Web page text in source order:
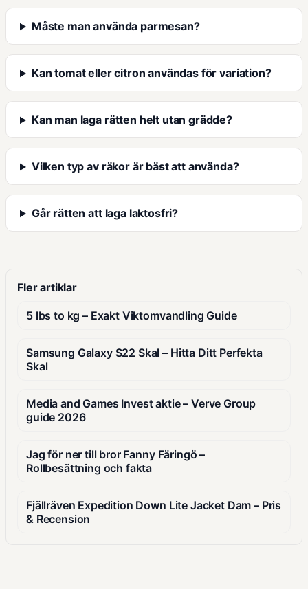
Måste man använda parmesan?
Kan tomat eller citron användas för variation?
Kan man laga rätten helt utan grädde?
Vilken typ av räkor är bäst att använda?
Går rätten att laga laktosfri?
Fler artiklar
5 lbs to kg – Exakt Viktomvandling Guide
Samsung Galaxy S22 Skal – Hitta Ditt Perfekta
Skal
Media and Games Invest aktie – Verve Group
guide 2026
Jag för ner till bror Fanny Färingö –
Rollbesättning och fakta
Fjällräven Expedition Down Lite Jacket Dam – Pris
& Recension